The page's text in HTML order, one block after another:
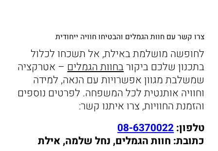
צרו קשר עם חוות הגמלים והבטיחו חוויה ייחודית
לחופשה מושלמת באילת, אל תשכחו לכלול
בתכנון שלכם ביקורבחוות הגמלים – אטרקציה
שמשלבת מגוון אפשרויות עם הנאה, למידה
וחוויה אותנטית לכל המשפחה. לפרטים נוספים
והזמנת החוויות, צרו איתנו קשר:
טלפון:08-6370022
כתובת: חוות הגמלים, נחל שלמה, אילת